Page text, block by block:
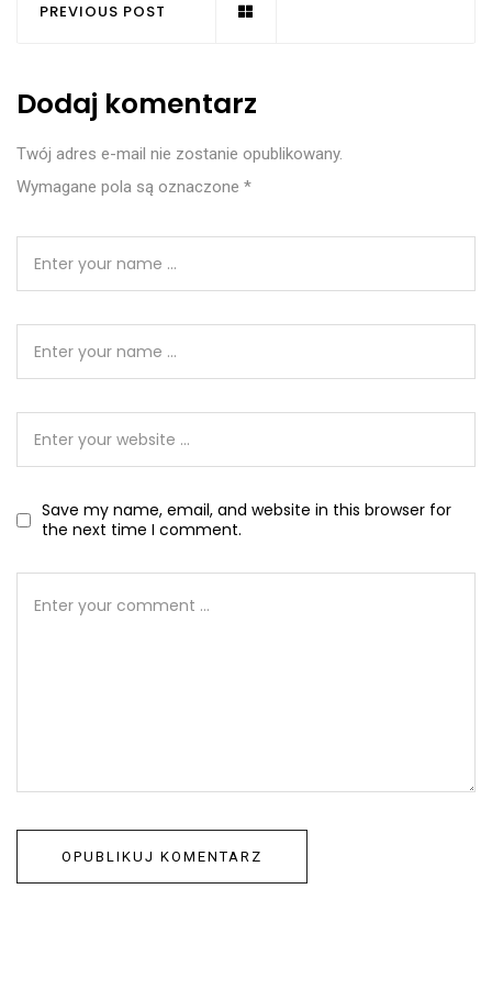
PREVIOUS POST
Dodaj komentarz
Twój adres e-mail nie zostanie opublikowany.
Wymagane pola są oznaczone *
Save my name, email, and website in this browser for
the next time I comment.